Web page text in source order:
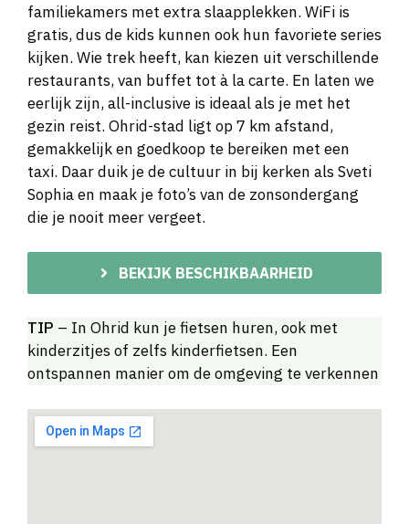
familiekamers met extra slaapplekken. WiFi is
gratis, dus de kids kunnen ook hun favoriete series
kijken. Wie trek heeft, kan kiezen uit verschillende
restaurants, van buffet tot à la carte. En laten we
eerlijk zijn, all-inclusive is ideaal als je met het
gezin reist. Ohrid-stad ligt op 7 km afstand,
gemakkelijk en goedkoop te bereiken met een
taxi. Daar duik je de cultuur in bij kerken als Sveti
Sophia en maak je foto’s van de zonsondergang
die je nooit meer vergeet.
BEKIJK BESCHIKBAARHEID
TIP – In Ohrid kun je fietsen huren, ook met
kinderzitjes of zelfs kinderfietsen. Een
ontspannen manier om de omgeving te verkennen